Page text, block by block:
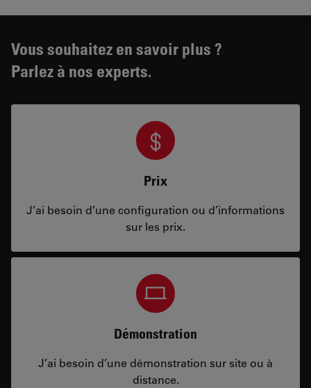
Vous souhaitez en savoir plus ?
Parlez à nos experts.
Prix
J’ai besoin d’une configuration ou d’informations
sur les prix.
Démonstration
J’ai besoin d’une démonstration sur site ou à
distance.